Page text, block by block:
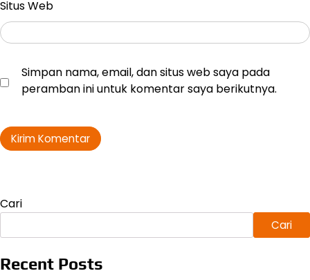
Situs Web
Simpan nama, email, dan situs web saya pada
peramban ini untuk komentar saya berikutnya.
Cari
Cari
Recent Posts